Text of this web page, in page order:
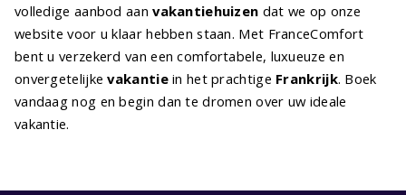
volledige aanbod aanvakantiehuizen dat we op onze
website voor u klaar hebben staan. Met FranceComfort
bent u verzekerd van een comfortabele, luxueuze en
onvergetelijkevakantiein het prachtige Frankrijk. Boek
vandaag nog en begin dan te dromen over uw ideale
vakantie.